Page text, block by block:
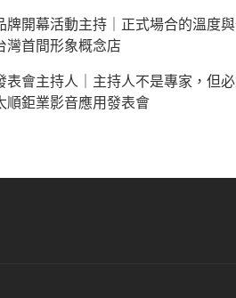
牌開幕活動主持｜正式場合的溫度
灣首間形象概念店
表會主持人｜主持人不是專家，但必
順鉅業影音應用發表會